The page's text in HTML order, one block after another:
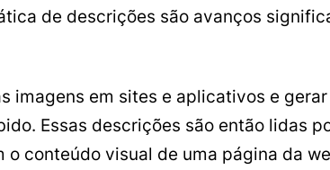
de descrições são avanços
imagens em sites e aplicativos e
Essas descrições são então lidas
conteúdo visual de uma página da